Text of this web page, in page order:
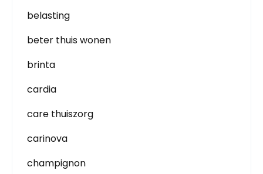
belasting
beter thuis wonen
brinta
cardia
care thuiszorg
carinova
champignon